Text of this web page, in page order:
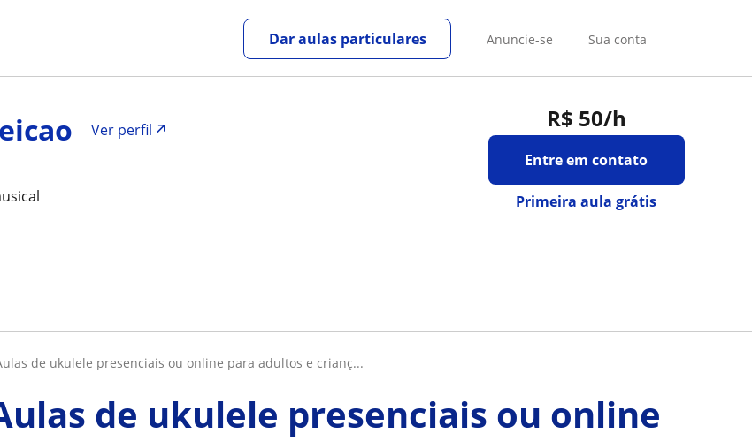
Anuncie-se Sua conta
Dar aulas particulares
R$ 50/h
Entre em contato
Primeira aula grátis
Ver perfil
aulas de ukulele presenciais ou online para adultos e crianç...
de ukulele presenciais ou online